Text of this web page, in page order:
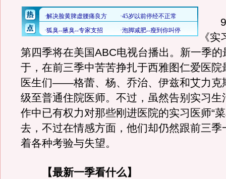
9
《
第四季将在美国ABC电视台播出。新一季的
于，在前三季中苦苦挣扎于西雅图仁爱医院
医生们——格蕾、杨、乔治、伊兹和艾力克
级至普通住院医师。不过，虽然告别实习生
作中已有权力对那些刚进医院的实习医师“
去，不过在情感方面，他们却仍然跟前三季
着各种考验与失望。
【最新一季看什么】